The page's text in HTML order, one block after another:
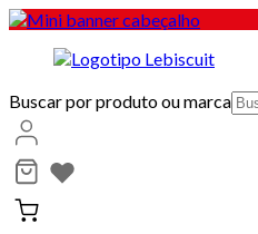
Buscar por produto ou marca